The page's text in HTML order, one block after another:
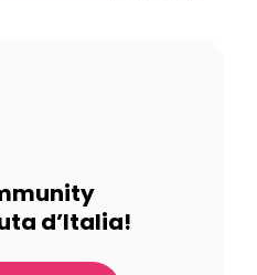
d’Italia!